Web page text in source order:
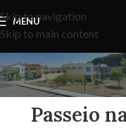
Skip to navigation
Skip to main content
MENU
Passeio